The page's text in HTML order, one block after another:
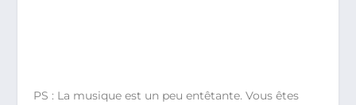
PS : La musique est un peu entêtante. Vous êtes